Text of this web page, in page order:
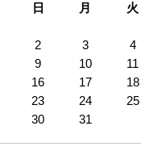
日
月 火
2
3 4
9
10 11
16
17 18
23
24 25
30
31